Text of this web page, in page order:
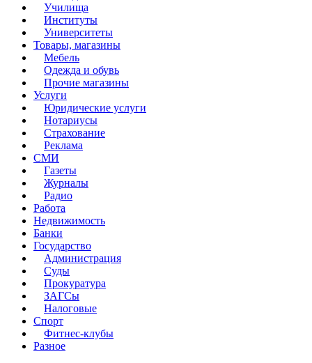
Училища
Институты
Университеты
Товары, магазины
Мебель
Одежда и обувь
Прочие магазины
Услуги
Юридические услуги
Нотариусы
Страхование
Реклама
СМИ
Газеты
Журналы
Радио
Работа
Недвижимость
Банки
Государство
Администрация
Суды
Прокуратура
ЗАГСы
Налоговые
Спорт
Фитнес-клубы
Разное